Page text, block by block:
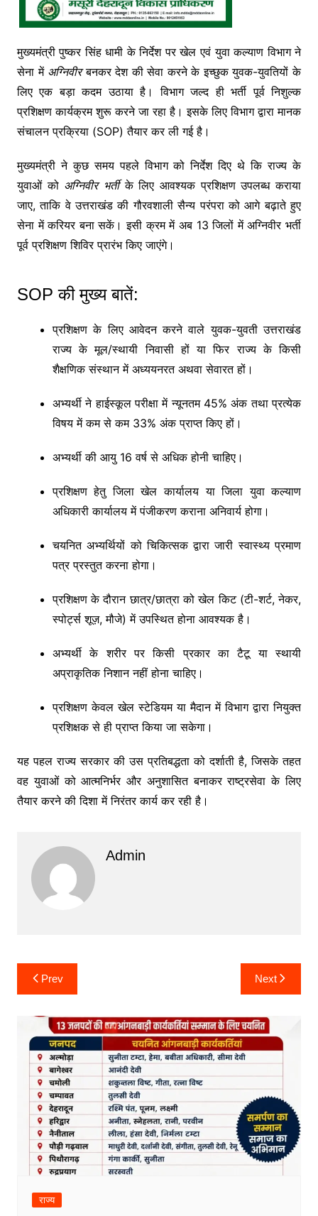
मुख्यमंत्री पुष्कर सिंह धामी के निर्देश पर खेल एवं युवा कल्याण विभाग ने
सेना में अग्निवीरबनकर देश की सेवा करने के इच्छुक युवक-युवतियों के
लिए एक बड़ा कदम उठाया है। विभाग जल्द ही भर्ती पूर्व निशुल्क
प्रशिक्षण कार्यक्रम शुरू करने जा रहा है। इसके लिए विभाग द्वारा मानक
संचालन प्रक्रिया (SOP) तैयार कर ली गई है।
मुख्यमंत्री ने कुछ समय पहले विभाग को निर्देश दिए थे कि राज्य के
युवाओं को अग्निवीर भर्तीके लिए आवश्यक प्रशिक्षण उपलब्ध कराया
जाए, ताकि वे उत्तराखंड की गौरवशाली सैन्य परंपरा को आगे बढ़ाते हुए
सेना में करियर बना सकें। इसी क्रम में अब 13 जिलों में अग्निवीर भर्ती
पूर्व प्रशिक्षण शिविर प्रारंभ किए जाएंगे।
SOP की मुख्य बातें:
प्रशिक्षण के लिए आवेदन करने वाले युवक-युवती उत्तराखंड
राज्य के मूल/स्थायी निवासी हों या फिर राज्य के किसी
शैक्षणिक संस्थान में अध्ययनरत अथवा सेवारत हों।
अभ्यर्थी ने हाईस्कूल परीक्षा में न्यूनतम 45% अंक तथा प्रत्येक
विषय में कम से कम 33% अंक प्राप्त किए हों।
अभ्यर्थी की आयु 16 वर्ष से अधिक होनी चाहिए।
प्रशिक्षण हेतु जिला खेल कार्यालय या जिला युवा कल्याण
अधिकारी कार्यालय में पंजीकरण कराना अनिवार्य होगा।
चयनित अभ्यर्थियों को चिकित्सक द्वारा जारी स्वास्थ्य प्रमाण
पत्र प्रस्तुत करना होगा।
प्रशिक्षण के दौरान छात्र/छात्रा को खेल किट (टी-शर्ट, नेकर,
स्पोर्ट्स शूज़, मौजे) में उपस्थित होना आवश्यक है।
अभ्यर्थी के शरीर पर किसी प्रकार का टैटू या स्थायी
अप्राकृतिक निशान नहीं होना चाहिए।
प्रशिक्षण केवल खेल स्टेडियम या मैदान में विभाग द्वारा नियुक्त
प्रशिक्षक से ही प्राप्त किया जा सकेगा।
यह पहल राज्य सरकार की उस प्रतिबद्धता को दर्शाती है, जिसके तहत
वह युवाओं को आत्मनिर्भर और अनुशासित बनाकर राष्ट्रसेवा के लिए
तैयार करने की दिशा में निरंतर कार्य कर रही है।
Admin
Post
navigation
Prev Next
राज्य